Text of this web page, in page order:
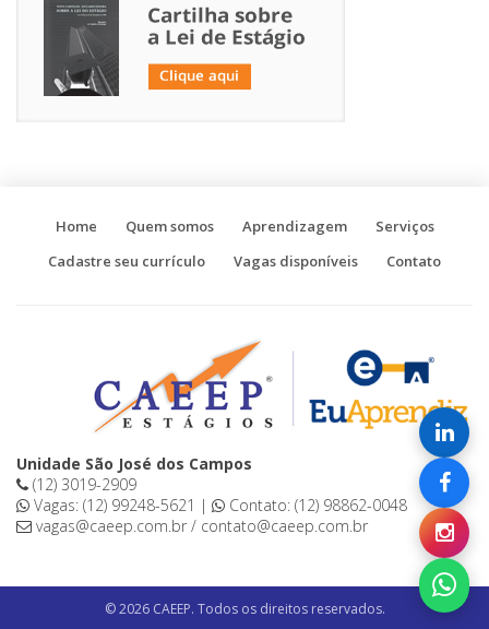
Home Quem somos Aprendizagem
Serviços
Cadastre seu currículo
Vagas disponíveis Contato
Unidade São José dos Campos
(12) 3019-2909
Vagas: (12) 99248-5621 |
Contato: (12) 98862-0048
vagas@caeep.com.br / contato@caeep.com.br
© 2026 CAEEP. Todos os direitos reservados.